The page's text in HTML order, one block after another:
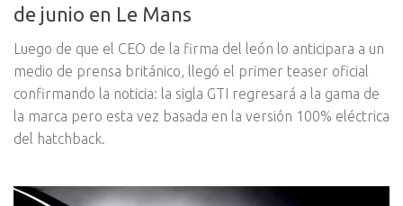
de junio en Le Mans
Luego de que el CEO de la firma del león lo anticipara a un
medio de prensa británico, llegó el primer teaser oficial
confirmando la noticia: la sigla GTI regresará a la gama de
la marca pero esta vez basada en la versión 100% eléctrica
del hatchback.